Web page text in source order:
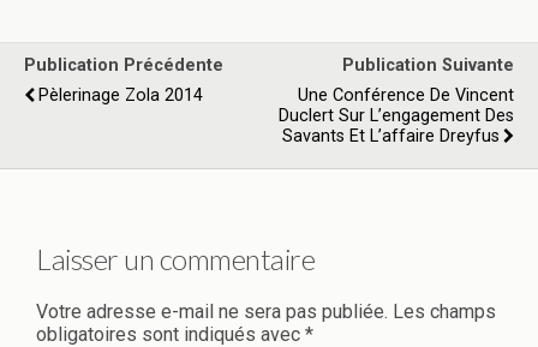
Publication Précédente
Pèlerinage Zola 2014
Publication Suivante
Une Conférence De Vincent
Duclert Sur L’engagement Des
Savants Et L’affaire Dreyfus
Laisser un commentaire
Votre adresse e-mail ne sera pas publiée. Les champs
obligatoires sont indiqués avec *